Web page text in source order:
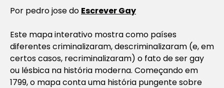
Por pedro jose do Escrever Gay
Este mapa interativo mostra como países
diferentes criminalizaram, descriminalizaram (e, em
certos casos, recriminalizaram) o fato de ser gay
ou lésbica na história moderna. Começando em
1799, o mapa conta uma história pungente sobre